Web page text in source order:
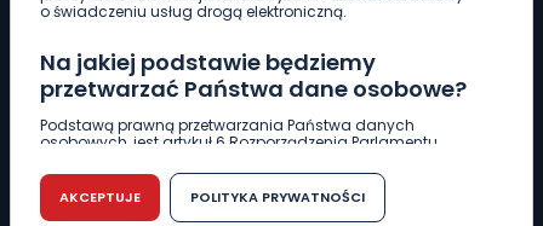
o świadczeniu usług drogą elektroniczną.
Na jakiej podstawie będziemy
przetwarzać Państwa dane osobowe?
Podstawą prawną przetwarzania Państwa danych
osobowych, jest artykuł 6 Rozporządzenia Parlamentu
r. w sprawie ochrony osób fizycznych w związku z
przetwarzaniem danych osobowych w sprawie
swobodnego przepływu takich danych oraz uchylenia
AKCEPTUJE POLITYKA PRYWATNOŚCI
DZIAŁ REKLAMY
62 735 01 85 reklama@wlkp24.info
WIADOMOŚCI